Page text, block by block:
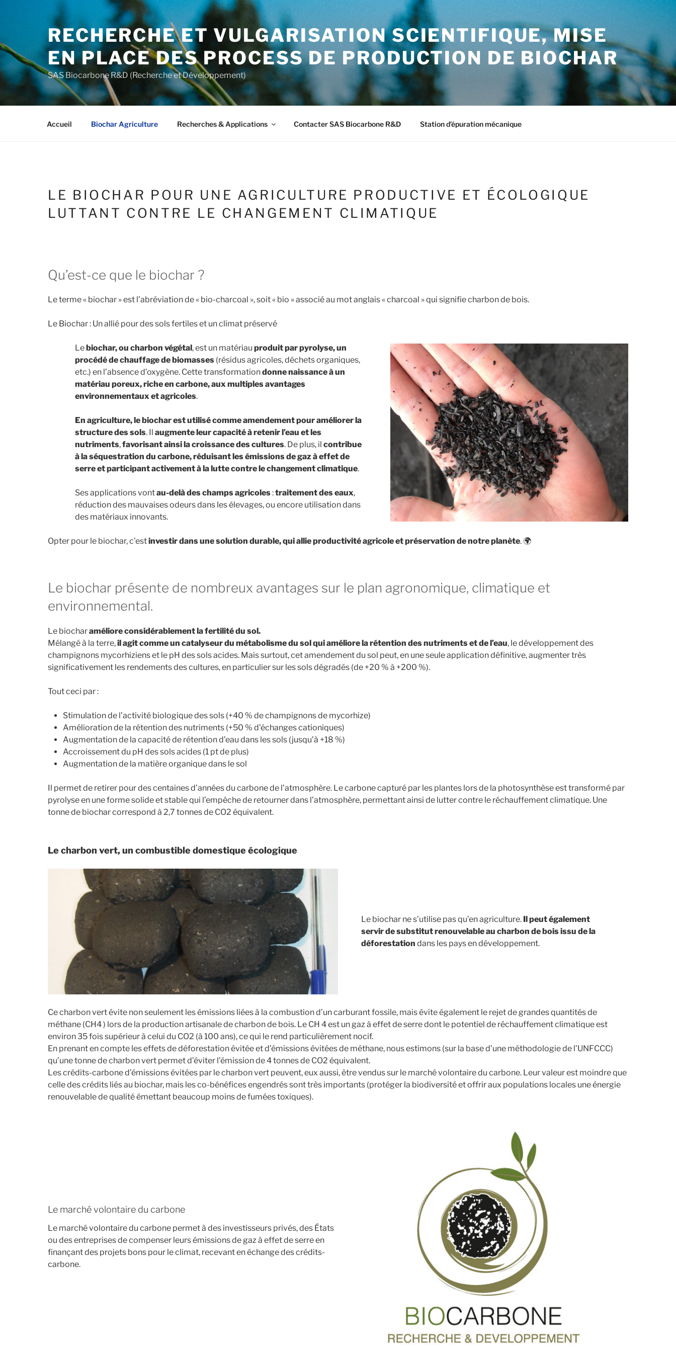
principal
RECHERCHE ET VULGARISATION SCIENTIFIQUE, MISE
EN PLACE DES PROCESS DE PRODUCTION DE BIOCHAR
SAS Biocarbone R&D (Recherche et Développement)
Accueil Biochar Agriculture Recherches & Applications Contacter SAS Biocarbone R&D Station d’épuration mécanique
LE BIOCHAR POUR UNE AGRICULTURE PRODUCTIVE ET ÉCOLOGIQUE
LUTTANT CONTRE LE CHANGEMENT CLIMATIQUE
Qu’est-ce que le biochar ?
Le terme « biochar » est l’abréviation de « bio-charcoal », soit « bio » associé au mot anglais « charcoal » qui signifie charbon de bois.
Le Biochar : Un allié pour des sols fertiles et un climat préservé
Lebiochar, ou charbon végétal, est un matériauproduit par pyrolyse, un
procédé de chauffage de biomasses (résidus agricoles, déchets organiques,
etc.) en l’absence d’oxygène. Cette transformationdonne naissance à un
matériau poreux, riche en carbone, aux multiples avantages
environnementaux et agricoles.
En agriculture, le biochar est utilisé comme amendement pour améliorer la
structure des sols. Ilaugmente leur capacité à retenir l’eau et les
nutriments,favorisant ainsi la croissance des cultures. De plus, ilcontribue
à la séquestration du carbone, réduisant les émissions de gaz à effet de
serre et participant activement à la lutte contre le changement climatique.
Ses applications vontau-delà des champs agricoles:traitement des eaux,
réduction des mauvaises odeurs dans les élevages, ou encore utilisation dans
des matériaux innovants.
Opter pour le biochar, c’estinvestir dans une solution durable, qui allie productivité agricole et préservation de notre planète. 🌍
Le biochar présente de nombreux avantages sur le plan agronomique, climatique et
environnemental.
Le biocharaméliore considérablement la fertilité du sol.
Mélangé à la terre,il agit comme un catalyseur du métabolisme du sol qui améliore la rétention des nutriments et de l’eau, le développement des
champignons mycorhiziens et le pH des sols acides. Mais surtout, cet amendement du sol peut, en une seule application définitive, augmenter très
significativement les rendements des cultures, en particulier sur les sols dégradés (de +20 % à +200 %).
Tout ceci par :
Stimulation de l’activité biologique des sols (+40 % de champignons de mycorhize)
Amélioration de la rétention des nutriments (+50 % d’échanges cationiques)
Augmentation de la capacité de rétention d’eau dans les sols (jusqu’à +18 %)
Accroissement du pH des sols acides (1 pt de plus)
Augmentation de la matière organique dans le sol
Il permet de retirer pour des centaines d’années du carbone de l’atmosphère. Le carbone capturé par les plantes lors de la photosynthèse est transformé par
pyrolyse en une forme solide et stable qui l’empêche de retourner dans l’atmosphère, permettant ainsi de lutter contre le réchauffement climatique. Une
tonne de biochar correspond à 2,7 tonnes de CO2 équivalent.
Le charbon vert, un combustible domestique écologique
Le biochar ne s’utilise pas qu’en agriculture. Il peut également
servir de substitut renouvelable au charbon de bois issu de la
déforestation dans les pays en développement.
Ce charbon vert évite non seulement les émissions liées à la combustion d’un carburant fossile, mais évite également le rejet de grandes quantités de
méthane (CH4 ) lors de la production artisanale de charbon de bois. Le CH 4 est un gaz à effet de serre dont le potentiel de réchauffement climatique est
environ 35 fois supérieur à celui du CO2 (à 100 ans), ce qui le rend particulièrement nocif.
En prenant en compte les effets de déforestation évitée et d’émissions évitées de méthane, nous estimons (sur la base d’une méthodologie de l’UNFCCC)
qu’une tonne de charbon vert permet d’éviter l’émission de 4 tonnes de CO2 équivalent.
Les crédits-carbone d’émissions évitées par le charbon vert peuvent, eux aussi, être vendus sur le marché volontaire du carbone. Leur valeur est moindre que
celle des crédits liés au biochar, mais les co-bénéfices engendrés sont très importants (protéger la biodiversité et offrir aux populations locales une énergie
renouvelable de qualité émettant beaucoup moins de fumées toxiques).
Le marché volontaire du carbone
Le marché volontaire du carbone permet à des investisseurs privés, des États
ou des entreprises de compenser leurs émissions de gaz à effet de serre en
finançant des projets bons pour le climat, recevant en échange des crédits-
carbone.